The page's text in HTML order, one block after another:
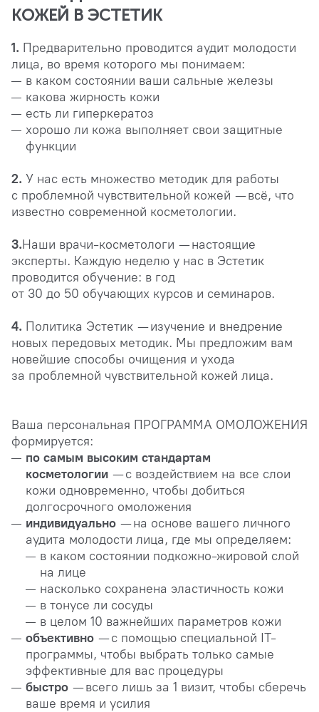
КОЖЕЙ В ЭСТЕТИК
1. Предварительно проводится аудит молодости
лица, во время которого мы понимаем:
в каком состоянии ваши сальные железы
какова жирность кожи
есть ли гиперкератоз
хорошо ли кожа выполняет свои защитные
функции
2. У нас есть множество методик для работы
с проблемной чувствительной кожей — всё, что
известно современной косметологии.
3.Наши врачи-косметологи — настоящие
эксперты. Каждую неделю у нас в Эстетик
проводится обучение: в год
от 30 до 50 обучающих курсов и семинаров.
4. Политика Эстетик — изучение и внедрение
новых передовых методик. Мы предложим вам
новейшие способы очищения и ухода
за проблемной чувствительной кожей лица.
Ваша персональная ПРОГРАММА ОМОЛОЖЕНИЯ
формируется:
по самым высоким стандартам
косметологии — с воздействием на все слои
кожи одновременно, чтобы добиться
долгосрочного омоложения
индивидуально — на основе вашего личного
аудита молодости лица, где мы определяем:
в каком состоянии подкожно-жировой слой
на лице
насколько сохранена эластичность кожи
в тонусе ли сосуды
в целом 10 важнейших параметров кожи
объективно — с помощью специальной IT-
программы, чтобы выбрать только самые
эффективные для вас процедуры
быстро — всего лишь за 1 визит, чтобы сберечь
ваше время и усилия